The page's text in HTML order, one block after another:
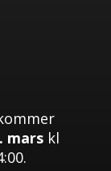
mars kl